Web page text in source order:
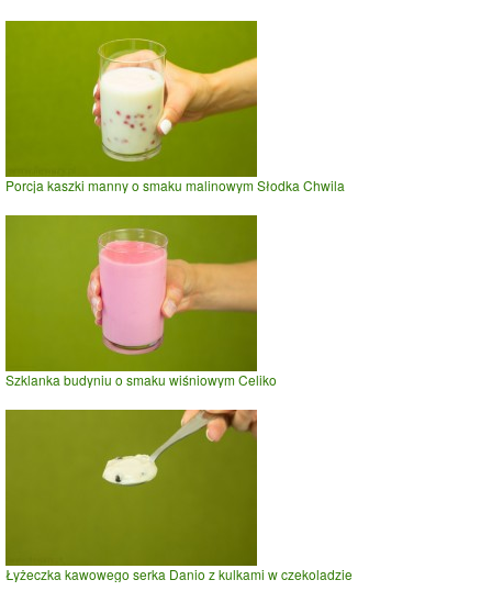
Porcja kaszki manny o smaku malinowym Słodka Chwila
Szklanka budyniu o smaku wiśniowym Celiko
Łyżeczka kawowego serka Danio z kulkami w czekoladzie